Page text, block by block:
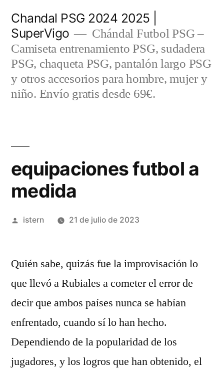
contenido
Chandal PSG 2024 2025 |
SuperVigo
Chándal Futbol PSG –
Camiseta entrenamiento PSG, sudadera
PSG, chaqueta PSG, pantalón largo PSG
y otros accesorios para hombre, mujer y
niño. Envío gratis desde 69€.
equipaciones futbol a
medida
Publicado
istern 21 de julio de 2023
Quién sabe, quizás fue la improvisación lo
que llevó a Rubiales a cometer el error de
decir que ambos países nunca se habían
enfrentado, cuando sí lo han hecho.
Dependiendo de la popularidad de los
jugadores, y los logros que han obtenido, el